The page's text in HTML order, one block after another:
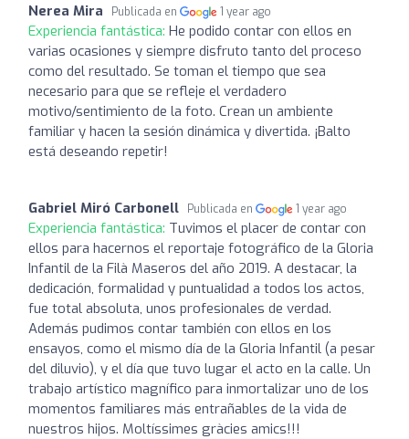
Nerea Mira Publicada en 1 year ago
Experiencia fantástica: He podido contar con ellos en
varias ocasiones y siempre disfruto tanto del proceso
como del resultado. Se toman el tiempo que sea
necesario para que se refleje el verdadero
motivo/sentimiento de la foto. Crean un ambiente
familiar y hacen la sesión dinámica y divertida. ¡Balto
está deseando repetir!
Gabriel Miró Carbonell Publicada en 1 year ago
Experiencia fantástica: Tuvimos el placer de contar con
ellos para hacernos el reportaje fotográfico de la Gloria
Infantil de la Filà Maseros del año 2019. A destacar, la
dedicación, formalidad y puntualidad a todos los actos,
fue total absoluta, unos profesionales de verdad.
Además pudimos contar también con ellos en los
ensayos, como el mismo día de la Gloria Infantil (a pesar
del diluvio), y el día que tuvo lugar el acto en la calle. Un
trabajo artístico magnífico para inmortalizar uno de los
momentos familiares más entrañables de la vida de
nuestros hijos. Moltíssimes gràcies amics!!!